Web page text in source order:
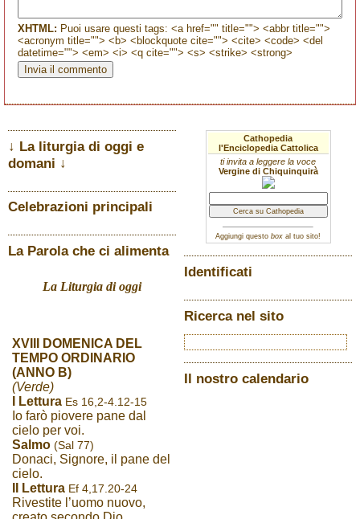
XHTML: Puoi usare questi tags: <a href="" title=""> <abbr title="">
<acronym title=""> <b> <blockquote cite=""> <cite> <code> <del
datetime=""> <em> <i> <q cite=""> <s> <strike> <strong>
↓ La liturgia di oggi e
domani ↓
Celebrazioni principali
La Parola che ci alimenta
La Liturgia di oggi
XVIII DOMENICA DEL
TEMPO ORDINARIO
(ANNO B)
(Verde)
I Lettura Es 16,2-4.12-15
Io farò piovere pane dal
cielo per voi.
Salmo (Sal 77)
Donaci, Signore, il pane del
cielo.
II Lettura Ef 4,17.20-24
Rivestite l’uomo nuovo,
Cathopedia
l'Enciclopedia Cattolica
ti invita a leggere la voce
Vergine di Chiquinquirà
Aggiungi questo box al tuo sito!
Identificati
Ricerca nel sito
Il nostro calendario